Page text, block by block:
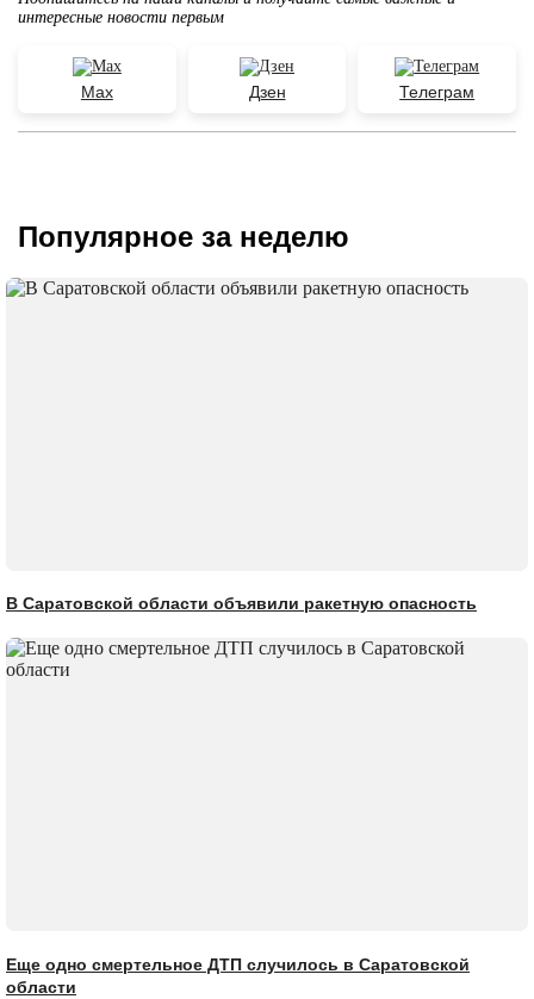
интересные новости первым
Max Дзен Телеграм
Популярное за неделю
В Саратовской области объявили ракетную опасность
Еще одно смертельное ДТП случилось в Саратовской
области